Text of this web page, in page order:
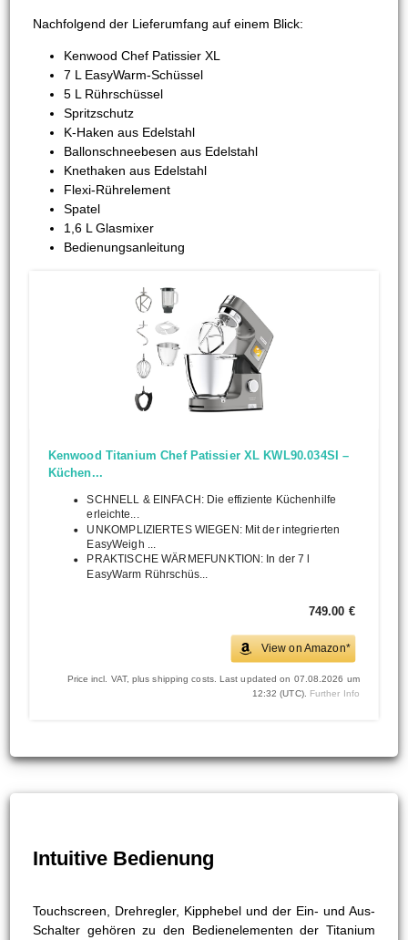
Nachfolgend der Lieferumfang auf einem Blick:
Kenwood Chef Patissier XL
7 L EasyWarm-Schüssel
5 L Rührschüssel
Spritzschutz
K-Haken aus Edelstahl
Ballonschneebesen aus Edelstahl
Knethaken aus Edelstahl
Flexi-Rührelement
Spatel
1,6 L Glasmixer
Bedienungsanleitung
Kenwood Titanium Chef Patissier XL KWL90.034SI –
Küchen...
SCHNELL & EINFACH: Die effiziente Küchenhilfe
erleichte...
UNKOMPLIZIERTES WIEGEN: Mit der integrierten
EasyWeigh ...
PRAKTISCHE WÄRMEFUNKTION: In der 7 l
EasyWarm Rührschüs...
749.00 €
View on Amazon*
Price incl. VAT, plus shipping costs. Last updated on 07.08.2026 um
12:32 (UTC). Further Info
Intuitive Bedienung
Touchscreen, Drehregler, Kipphebel und der Ein- und Aus-
Schalter gehören zu den Bedienelementen der Titanium